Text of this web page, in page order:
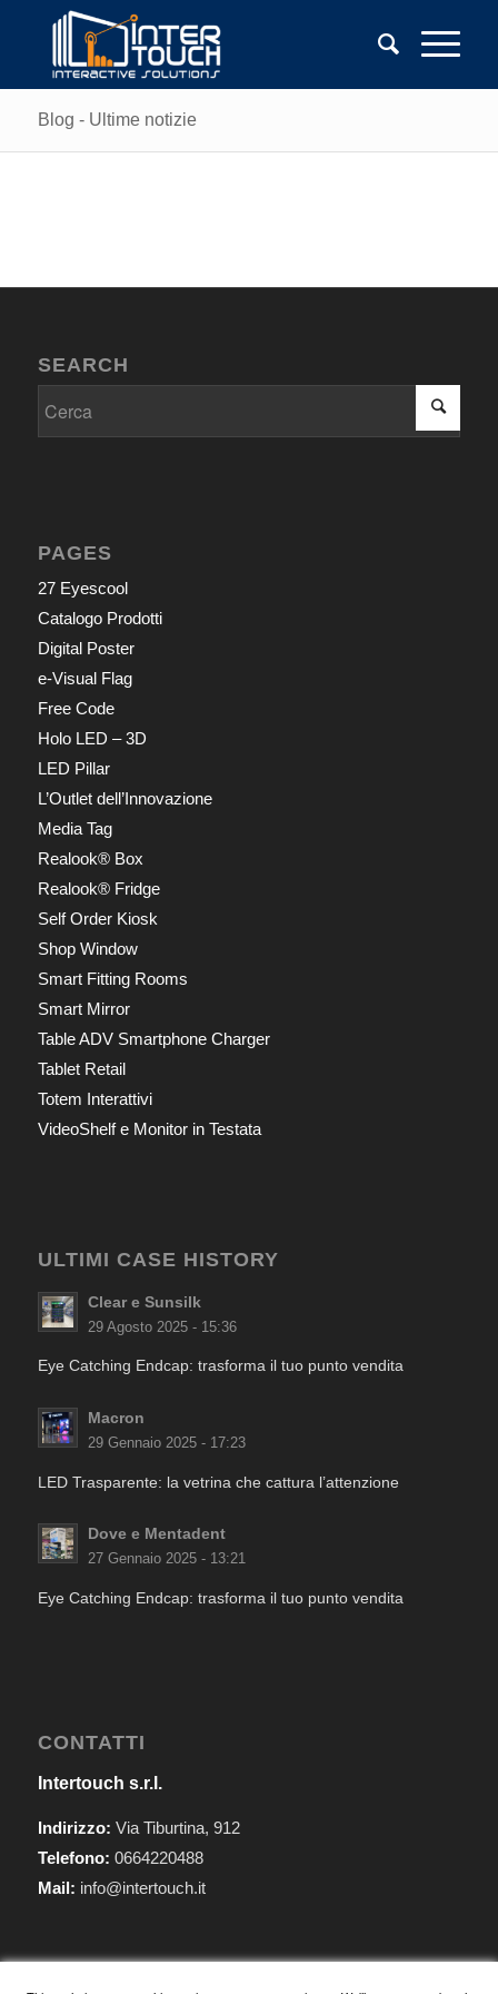
Blog - Ultime notizie
SEARCH
PAGES
27 Eyescool
Catalogo Prodotti
Digital Poster
e-Visual Flag
Free Code
Holo LED – 3D
LED Pillar
L’Outlet dell’Innovazione
Media Tag
Realook® Box
Realook® Fridge
Self Order Kiosk
Shop Window
Smart Fitting Rooms
Smart Mirror
Table ADV Smartphone Charger
Tablet Retail
Totem Interattivi
VideoShelf e Monitor in Testata
ULTIMI CASE HISTORY
Clear e Sunsilk
29 Agosto 2025 - 15:36
Eye Catching Endcap: trasforma il tuo punto vendita
Macron
29 Gennaio 2025 - 17:23
LED Trasparente: la vetrina che cattura l’attenzione
Dove e Mentadent
27 Gennaio 2025 - 13:21
Eye Catching Endcap: trasforma il tuo punto vendita
CONTATTI
Intertouch s.r.l.
Indirizzo: Via Tiburtina, 912
Telefono: 0664220488
Mail: info@intertouch.it